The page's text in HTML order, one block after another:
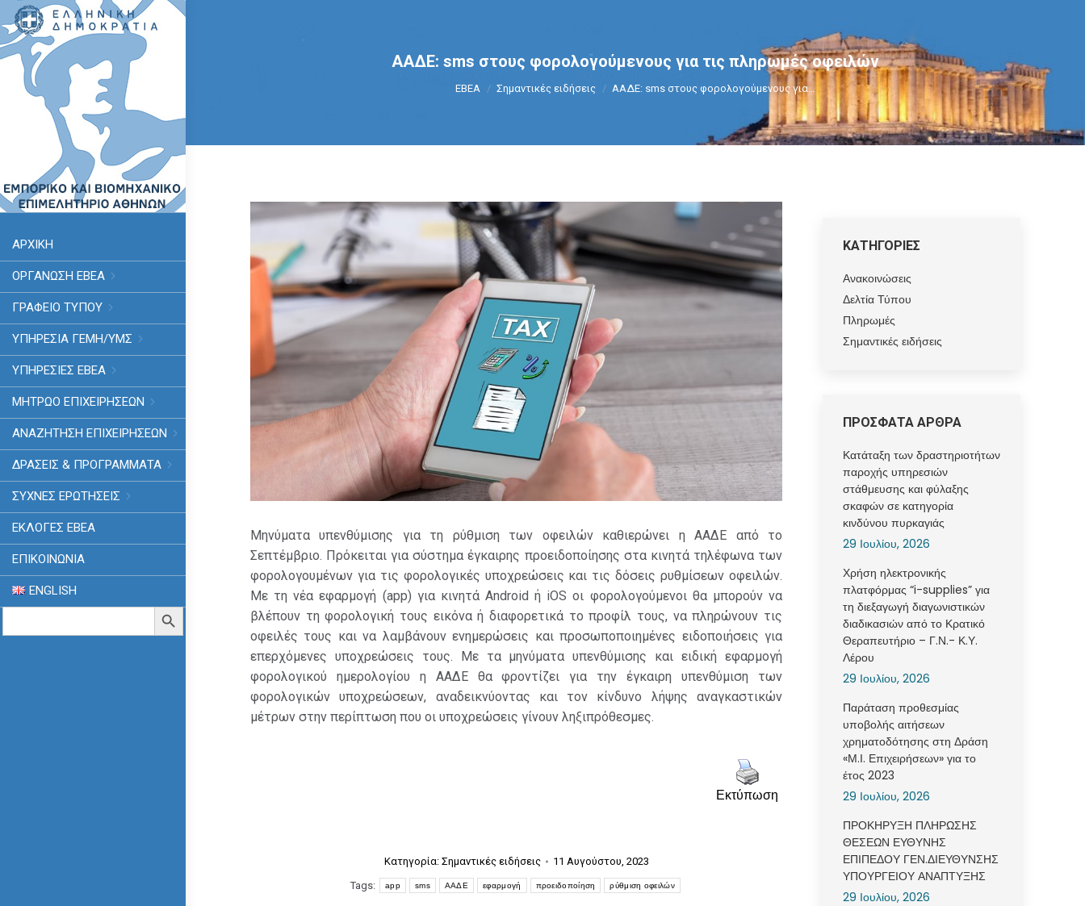
ΑΡΧΙΚΗ
ΟΡΓΑΝΩΣΗ ΕΒΕΑ
ΓΡΑΦΕΙΟ ΤΥΠΟΥ
ΥΠΗΡΕΣΊΑ ΓΕΜΗ/ΥΜΣ
ΥΠΗΡΕΣΙΕΣ ΕΒΕΑ
ΜΗΤΡΩΟ ΕΠΙΧΕΙΡΗΣΕΩΝ
ΑΝΑΖΗΤΗΣΗ ΕΠΙΧΕΙΡΗΣΕΩΝ
ΔΡΑΣΕΙΣ & ΠΡΟΓΡΑΜΜΑΤΑ
ΣΥΧΝΕΣ ΕΡΩΤΗΣΕΙΣ
ΕΚΛΟΓΈΣ ΕΒΕΑ
ΕΠΙΚΟΙΝΩΝΙΑ
ENGLISH
Search
Search Button
ΑΑΔΕ: sms στους φορολογούμενους για τις πληρωμές οφειλών
You are here:
ΕΒΕΑ Σημαντικές ειδήσεις ΑΑΔΕ: sms στους φορολογούμενους για…
Μηνύματα υπενθύμισης για τη ρύθμιση των οφειλών καθιερώνει η ΑΑΔΕ από το
Σεπτέμβριο. Πρόκειται για σύστημα έγκαιρης προειδοποίησης στα κινητά τηλέφωνα των
φορολογουμένων για τις φορολογικές υποχρεώσεις και τις δόσεις ρυθμίσεων οφειλών.
Με τη νέα εφαρμογή (app) για κινητά Android ή iOS οι φορολογούμενοι θα μπορούν να
βλέπουν τη φορολογική τους εικόνα ή διαφορετικά το προφίλ τους, να πληρώνουν τις
οφειλές τους και να λαμβάνουν ενημερώσεις και προσωποποιημένες ειδοποιήσεις για
επερχόμενες υποχρεώσεις τους. Με τα μηνύματα υπενθύμισης και ειδική εφαρμογή
φορολογικού ημερολογίου η ΑΑΔΕ θα φροντίζει για την έγκαιρη υπενθύμιση των
φορολογικών υποχρεώσεων, αναδεικνύοντας και τον κίνδυνο λήψης αναγκαστικών
μέτρων στην περίπτωση που οι υποχρεώσεις γίνουν ληξιπρόθεσμες.
Εκτύπωση
Κατηγορία: Σημαντικές ειδήσεις
11 Αυγούστου, 2023
Tags:
app sms ΑΑΔΕ εφαρμογή προειδοποίηση ρύθμιση οφειλών
ΚΑΤΗΓΟΡΙΕΣ
Ανακοινώσεις
Δελτία Τύπου
Πληρωμές
Σημαντικές ειδήσεις
ΠΡΟΣΦΑΤΑ ΑΡΘΡΑ
Κατάταξη των δραστηριοτήτων
παροχής υπηρεσιών
στάθμευσης και φύλαξης
σκαφών σε κατηγορία
κινδύνου πυρκαγιάς
29 Ιουλίου, 2026
Χρήση ηλεκτρονικής
πλατφόρμας “i-supplies” για
τη διεξαγωγή διαγωνιστικών
διαδικασιών από το Κρατικό
Θεραπευτήριο – Γ.Ν.- Κ.Υ.
Λέρου
29 Ιουλίου, 2026
Παράταση προθεσμίας
υποβολής αιτήσεων
χρηματοδότησης στη Δράση
«Μ.Ι. Επιχειρήσεων» για το
έτος 2023
29 Ιουλίου, 2026
ΠΡΟΚΗΡΥΞΗ ΠΛΗΡΩΣΗΣ
ΘΕΣΕΩΝ ΕΥΘΥΝΗΣ
ΕΠΙΠΕΔΟΥ ΓΕΝ.ΔΙΕΥΘΥΝΣΗΣ
ΥΠΟΥΡΓΕΙΟΥ ΑΝΑΠΤΥΞΗΣ
29 Ιουλίου, 2026